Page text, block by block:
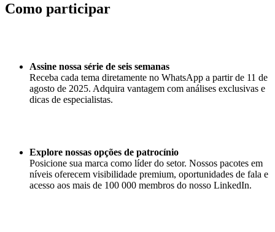
Como participar
Assine nossa série de seis semanas
Receba cada tema diretamente no WhatsApp a partir de 11 de
agosto de 2025. Adquira vantagem com análises exclusivas e
dicas de especialistas.
Explore nossas opções de patrocínio
Posicione sua marca como líder do setor. Nossos pacotes em
níveis oferecem visibilidade premium, oportunidades de fala e
acesso aos mais de 100 000 membros do nosso LinkedIn.